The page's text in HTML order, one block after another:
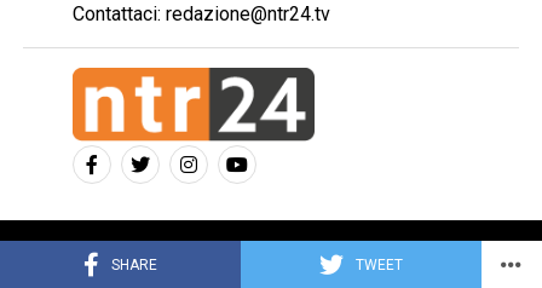
SHARE TWEET
Contattaci: redazione@ntr24.tv
Copyright © 2023 Intelligentia S.r.l.